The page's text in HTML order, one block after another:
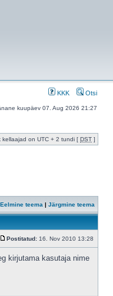
KKK Otsi
kuupäev 07. Aug 2026 21:27
kellaajad on UTC + 2 tundi [ DST ]
Eelmine teema | Järgmine teema
Postitatud: 16. Nov 2010 13:28
kirjutama kasutaja nime